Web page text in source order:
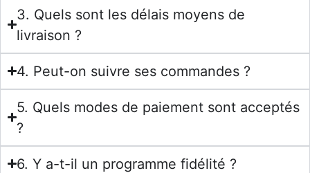
3. Quels sont les délais moyens de
livraison ?
4. Peut-on suivre ses commandes ?
5. Quels modes de paiement sont acceptés
?
6. Y a-t-il un programme fidélité ?